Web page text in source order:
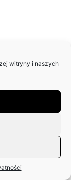
witryny i naszych